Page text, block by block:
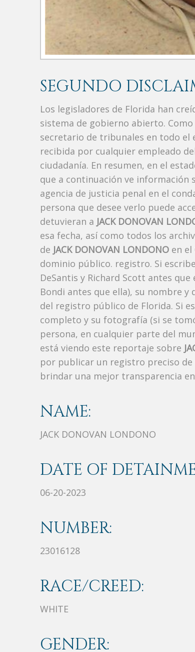
SEGUNDO
Los legisladores de Florida han
sistema de gobierno abierto.
secretario de tribunales en todo el
recibida por cualquier empleado
ciudadanía. En resumen, en el
que a continuación ve información
agencia de justicia penal en el
persona que desee verlo puede
detuvieran a JACK DONOVAN
esa fecha, así como todos los
de JACK DONOVAN LONDONO en
dominio público. registro. Si
DeSantis y Richard Scott antes que
Bondi antes que ella), su nombre
del registro público de Florida. Si
completo y su fotografía (si se
persona, en cualquier parte del
está viendo este reportaje sobre
por publicar un registro preciso de
brindar una mejor transparencia
NAME:
JACK DONOVAN LONDONO
DATE OF
06-20-2023
NUMBER:
23016128
RACE/CREED:
WHITE
GENDER: